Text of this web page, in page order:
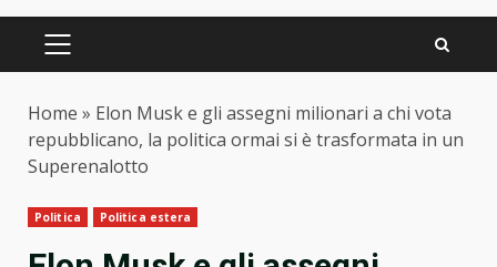
PRIMARY
Home » Elon Musk e gli assegni milionari a chi vota
repubblicano, la politica ormai si è trasformata in un
Superenalotto
Politica Politica estera